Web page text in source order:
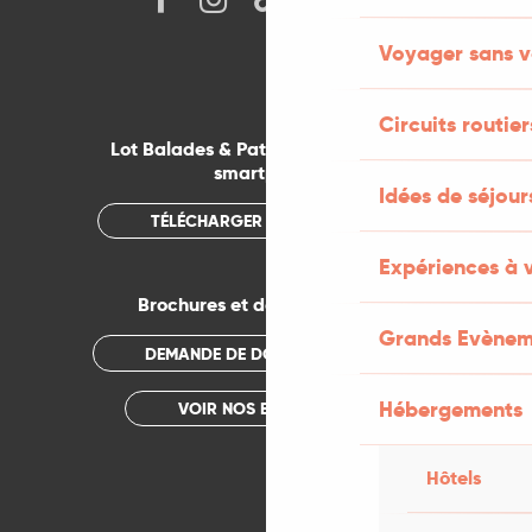
Voyager sans
Circuits
Idées de
Expériences à
Grands
Hébergements
Hôtels
Lot Balades & Patrimoines sur votre
smartphone
TÉLÉCHARGER L'APPLICATION
Brochures et documentations
DEMANDE DE DOCUMENTATION
VOIR NOS BROCHURES